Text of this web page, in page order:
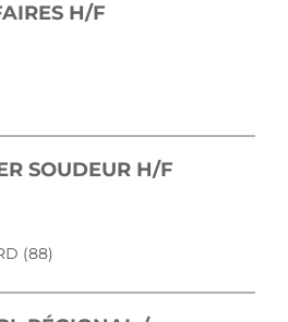
H/F
SOUDEUR H/F
(88)